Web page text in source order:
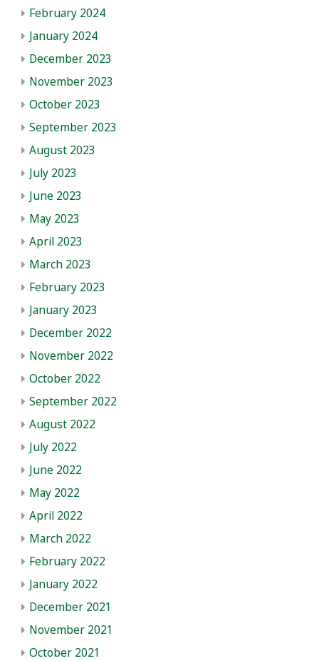
February 2024
January 2024
December 2023
November 2023
October 2023
September 2023
August 2023
July 2023
June 2023
May 2023
April 2023
March 2023
February 2023
January 2023
December 2022
November 2022
October 2022
September 2022
August 2022
July 2022
June 2022
May 2022
April 2022
March 2022
February 2022
January 2022
December 2021
November 2021
October 2021